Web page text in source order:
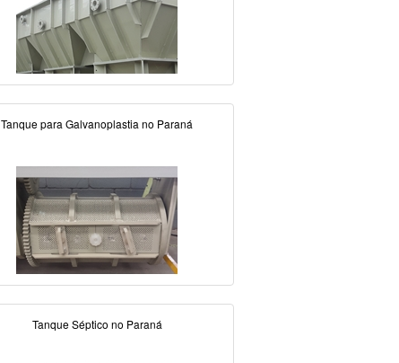
Tanque para Galvanoplastia no Paraná
Tanque Séptico no Paraná